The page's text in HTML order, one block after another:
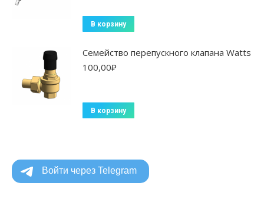
В корзину
Семейство перепускного клапана Watts
100,00₽
В корзину